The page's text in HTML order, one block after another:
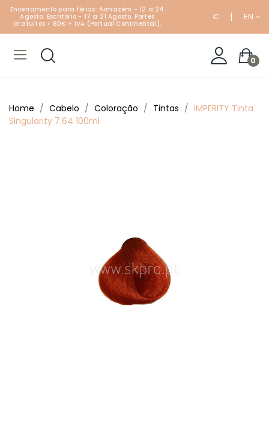
Encerramento para férias: Armazém - 12 a 24
Agosto; Escritório - 17 a 21 Agosto. Portes
Gratuitos > 80€ + IVA (Portual Continental).
€ EN
0
Home Cabelo Coloração Tintas
IMPERITY Tinta
Singularity 7.64 100ml